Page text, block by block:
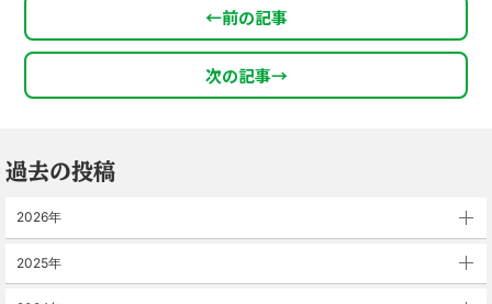
←前の記事
次の記事→
過去の投稿
2026年
2025年